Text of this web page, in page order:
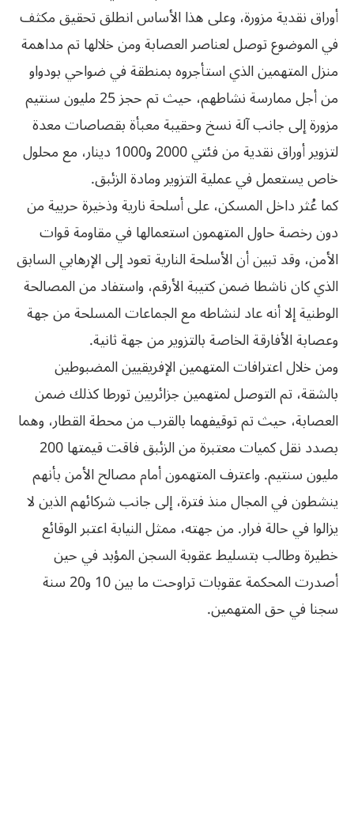
أوراق نقدية مزورة، وعلى هذا الأساس انطلق تحقيق مكثف
في الموضوع توصل لعناصر العصابة ومن خلالها تم مداهمة
منزل المتهمين الذي استأجروه بمنطقة في ضواحي بودواو
من أجل ممارسة نشاطهم، حيث تم حجز 25 مليون سنتيم
مزورة إلى جانب آلة نسخ وحقيبة معبأة بقصاصات معدة
لتزوير أوراق نقدية من فئتي 2000 و1000 دينار، مع محلول
خاص يستعمل في عملية التزوير ومادة الزئبق.
كما عُثر داخل المسكن، على أسلحة نارية وذخيرة حربية من
دون رخصة حاول المتهمون استعمالها في مقاومة قوات
الأمن، وقد تبين أن الأسلحة النارية تعود إلى الإرهابي السابق
الذي كان ناشطا ضمن كتيبة الأرقم، واستفاد من المصالحة
الوطنية إلا أنه عاد لنشاطه مع الجماعات المسلحة من جهة
وعصابة الأفارقة الخاصة بالتزوير من جهة ثانية.
ومن خلال اعترافات المتهمين الإفريقيين المضبوطين
بالشقة، تم التوصل لمتهمين جزائريين تورطا كذلك ضمن
العصابة، حيث تم توقيفهما بالقرب من محطة القطار، وهما
بصدد نقل كميات معتبرة من الزئبق فاقت قيمتها 200
مليون سنتيم. واعترف المتهمون أمام مصالح الأمن بأنهم
ينشطون في المجال منذ فترة، إلى جانب شركائهم الذين لا
يزالوا في حالة فرار. من جهته، ممثل النيابة اعتبر الوقائع
خطيرة وطالب بتسليط عقوبة السجن المؤبد في حين
أصدرت المحكمة عقوبات تراوحت ما بين 10 و20 سنة
سجنا في حق المتهمين.